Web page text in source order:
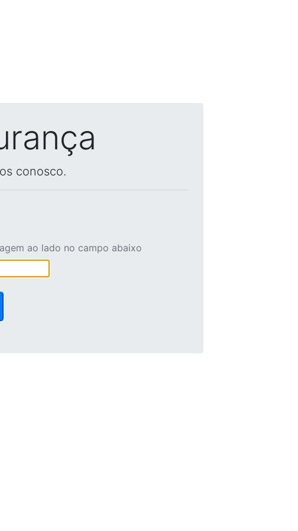
conosco.
ao lado no campo abaixo